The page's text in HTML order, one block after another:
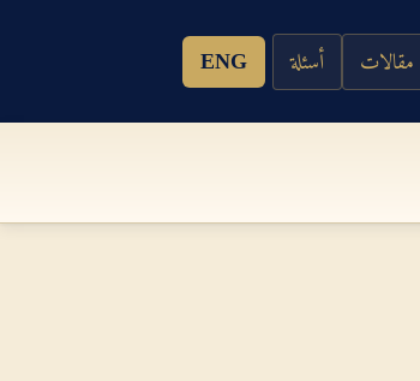
مقالات أسئلة ENG